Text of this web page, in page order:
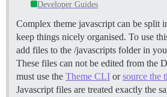
Developer Guides
Complex theme javascript can be split
keep things nicely organised. To use
add files to the /javascripts folder in
These files can not be edited from the
must use the Theme CLI orsource the
Javascript files are treated exactly the